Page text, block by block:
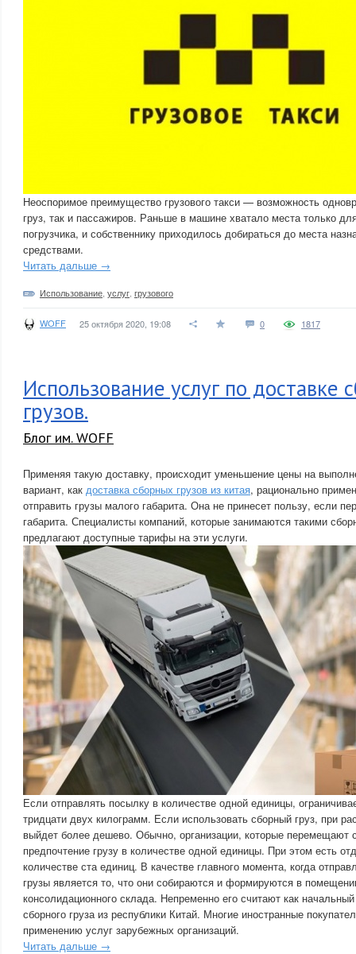
Неоспоримое преимущество грузового такси — возможность
груз, так и пассажиров. Раньше в машине хватало места только
погрузчика, и собственнику приходилось добираться до места
средствами.
Читать дальше →
Использование услуг грузового
WOFF 25 октября 2020, 19:08 0 1817
Использование услуг по доставке
грузов.
Блог им. WOFF
Применяя такую доставку, происходит уменьшение цены на
вариант, как доставка сборных грузов из китая, рационально
отправить грузы малого габарита. Она не принесет пользу, если
габарита. Специалисты компаний, которые занимаются такими
предлагают доступные тарифы на эти услуги.
Если отправлять посылку в количестве одной единицы,
тридцати двух килограмм. Если использовать сборный груз, при
выйдет более дешево. Обычно, организации, которые перемещают
предпочтение грузу в количестве одной единицы. При этом есть
количестве ста единиц. В качестве главного момента, когда
грузы является то, что они собираются и формируются в
консолидационного склада. Непременно его считают как
сборного груза из республики Китай. Многие иностранные
применению услуг зарубежных организаций.
Читать дальше →